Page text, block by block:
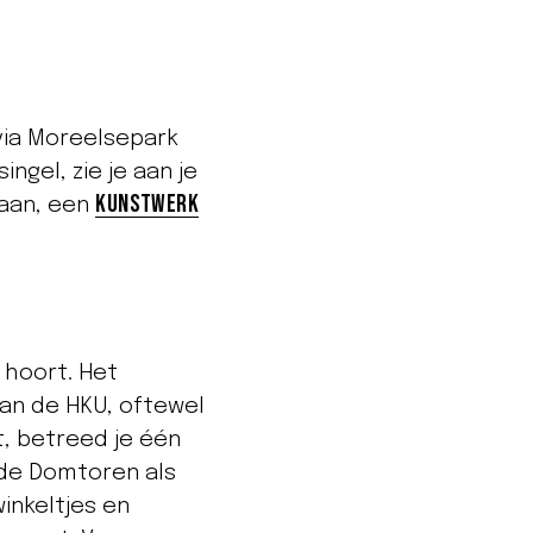
Moreelsepark
zie je aan je
een kunstwerk
hoort. Het
de HKU, oftewel
betreed je één
Domtoren als
en